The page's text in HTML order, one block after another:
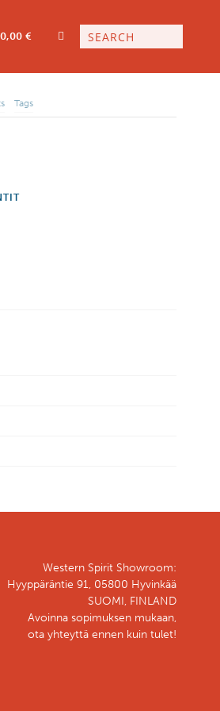
0,00 €
Tags
Western Spirit Showroom:
Hyyppäräntie 91, 05800 Hyvinkää
SUOMI, FINLAND
Avoinna sopimuksen mukaan,
ota yhteyttä ennen kuin tulet!